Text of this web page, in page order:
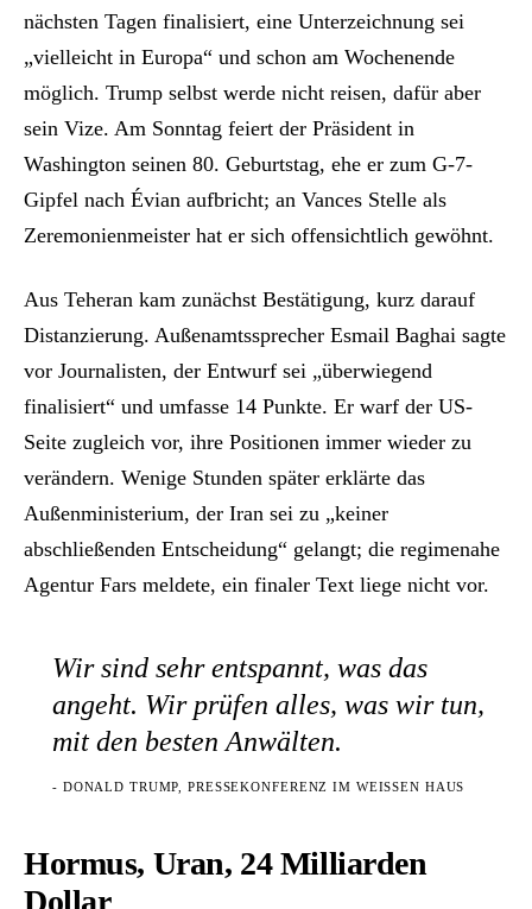
nächsten Tagen finalisiert, eine Unterzeichnung sei
„vielleicht in Europa“ und schon am Wochenende
möglich. Trump selbst werde nicht reisen, dafür aber
sein Vize. Am Sonntag feiert der Präsident in
Washington seinen 80. Geburtstag, ehe er zum G-7-
Gipfel nach Évian aufbricht; an Vances Stelle als
Zeremonienmeister hat er sich offensichtlich gewöhnt.
Aus Teheran kam zunächst Bestätigung, kurz darauf
Distanzierung. Außenamtssprecher Esmail Baghai sagte
vor Journalisten, der Entwurf sei „überwiegend
finalisiert“ und umfasse 14 Punkte. Er warf der US-
Seite zugleich vor, ihre Positionen immer wieder zu
verändern. Wenige Stunden später erklärte das
Außenministerium, der Iran sei zu „keiner
abschließenden Entscheidung“ gelangt; die regimenahe
Agentur Fars meldete, ein finaler Text liege nicht vor.
Wir sind sehr entspannt, was das
angeht. Wir prüfen alles, was wir tun,
mit den besten Anwälten.
- DONALD TRUMP, PRESSEKONFERENZ IM WEISSEN HAUS
Hormus, Uran, 24 Milliarden
Dollar